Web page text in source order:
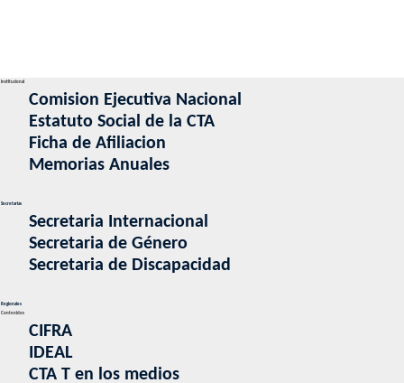
Institucional
Comision Ejecutiva Nacional
Estatuto Social de la CTA
Ficha de Afiliacion
Memorias Anuales
Secretarias
Secretaria Internacional
Secretaria de Género
Secretaria de Discapacidad
Regionales
Contenidos
CIFRA
IDEAL
CTA T en los medios